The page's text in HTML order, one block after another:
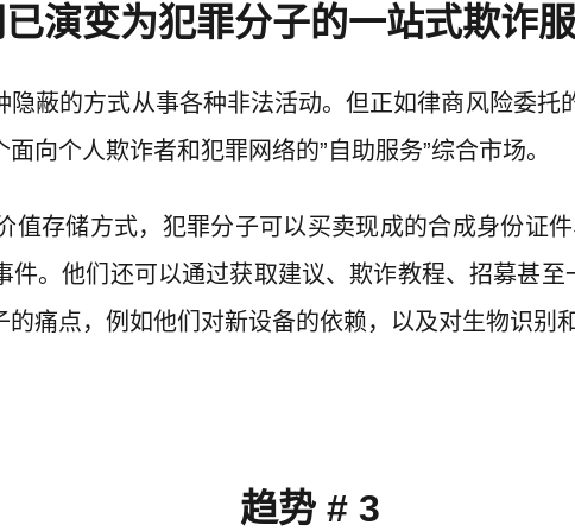
已演变为犯罪分子的一站式欺诈
蔽的方式从事各种非法活动。但正如律商风险委
向个人欺诈者和犯罪网络的”自助服务”综合市场。
存储方式，犯罪分子可以买卖现成的合成身份证
。他们还可以通过获取建议、欺诈教程、招募甚至
痛点，例如他们对新设备的依赖，以及对生物识别
趋势 # 3